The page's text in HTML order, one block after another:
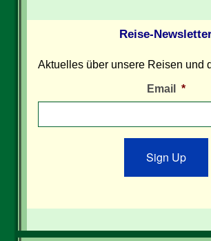
Reise-
Aktuelles über unsere Reisen und
Email *
Sign Up